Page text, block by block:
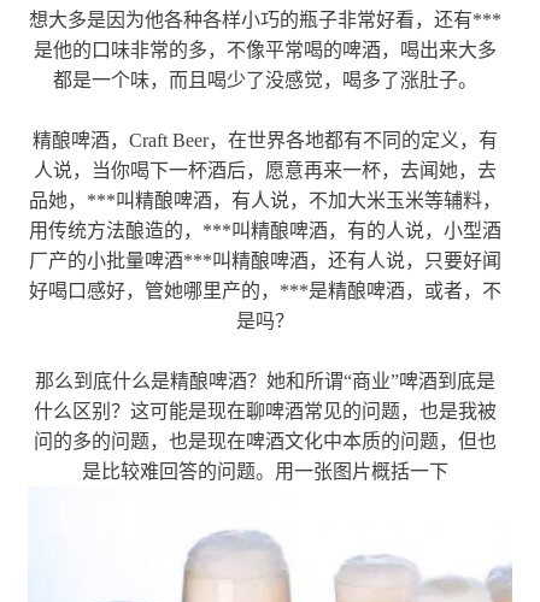
想大多是因为他各种各样小巧的瓶子非常好看，还有***
是他的口味非常的多，不像平常喝的啤酒，喝出来大多
都是一个味，而且喝少了没感觉，喝多了涨肚子。
精酿啤酒，Craft Beer，在世界各地都有不同的定义，有
人说，当你喝下一杯酒后，愿意再来一杯，去闻她，去
品她，***叫精酿啤酒，有人说，不加大米玉米等辅料，
用传统方法酿造的，***叫精酿啤酒，有的人说，小型酒
厂产的小批量啤酒***叫精酿啤酒，还有人说，只要好闻
好喝口感好，管她哪里产的，***是精酿啤酒，或者，不
是吗？
那么到底什么是精酿啤酒？她和所谓“商业”啤酒到底是
什么区别？这可能是现在聊啤酒常见的问题，也是我被
问的多的问题，也是现在啤酒文化中本质的问题，但也
是比较难回答的问题。用一张图片概括一下